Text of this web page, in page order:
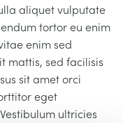
aliquet vulputate
tortor eu enim
enim sed
mattis, sed facilisis
sit amet orci
eget
ultricies